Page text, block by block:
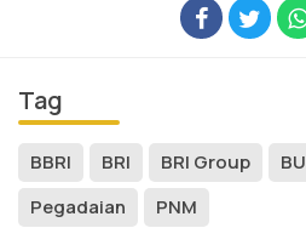
Tag
BBRI BRI BRI Group
Pegadaian
PNM